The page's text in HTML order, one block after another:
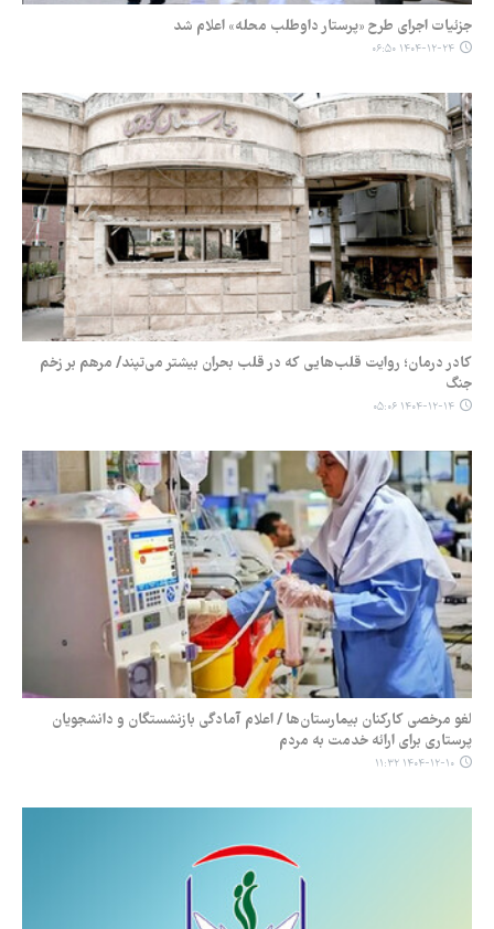
جزئیات اجرای طرح «پرستار داوطلب محله» اعلام شد
۱۴۰۴-۱۲-۲۴ ۰۶:۵۰
کادر درمان؛ روایت قلب‌هایی که در قلب بحران بیشتر می‌تپند/ مرهم بر زخم
جنگ
۱۴۰۴-۱۲-۱۴ ۰۵:۰۶
لغو مرخصی کارکنان بیمارستان‌ها / اعلام آمادگی بازنشستگان و دانشجویان
پرستاری برای ارائه خدمت به مردم
۱۴۰۴-۱۲-۱۰ ۱۱:۳۲